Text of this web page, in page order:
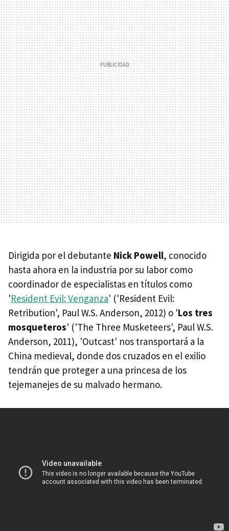
Dirigida por el debutante Nick Powell, conocido
hasta ahora en la industria por su labor como
coordinador de especialistas en títulos como
'Resident Evil: Venganza' ('Resident Evil:
Retribution', Paul W.S. Anderson, 2012) o 'Los tres
mosqueteros' ('The Three Musketeers', Paul W.S.
Anderson, 2011), 'Outcast' nos transportará a la
China medieval, donde dos cruzados en el exilio
tendrán que proteger a una princesa de los
tejemanejes de su malvado hermano.